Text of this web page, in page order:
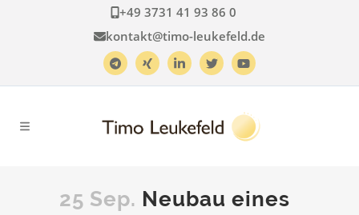
+49 3731 41 93 86 0
kontakt@timo-leukefeld.de
25 Sep. Neubau eines